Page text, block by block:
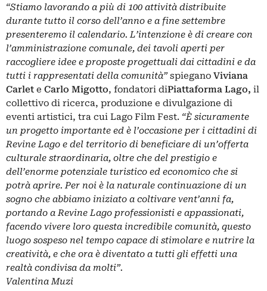
“Stiamo lavorando a più di 100 attività distribuite
durante tutto il corso dell’anno e a fine settembre
presenteremo il calendario. L’intenzione è di creare con
l’amministrazione comunale, dei tavoli aperti per
raccogliere idee e proposte progettuali dai cittadini e da
tutti i rappresentati della comunità” spiegano Viviana
Carlet e Carlo Migotto, fondatori diPiattaforma Lago, il
collettivo di ricerca, produzione e divulgazione di
eventi artistici, tra cui Lago Film Fest. “È sicuramente
un progetto importante ed è l’occasione per i cittadini di
Revine Lago e del territorio di beneficiare di un’offerta
culturale straordinaria, oltre che del prestigio e
dell’enorme potenziale turistico ed economico che si
potrà aprire. Per noi è la naturale continuazione di un
sogno che abbiamo iniziato a coltivare vent’anni fa,
portando a Revine Lago professionisti e appassionati,
facendo vivere loro questa incredibile comunità, questo
luogo sospeso nel tempo capace di stimolare e nutrire la
creatività, e che ora è diventato a tutti gli effetti una
realtà condivisa da molti”.
Valentina Muzi